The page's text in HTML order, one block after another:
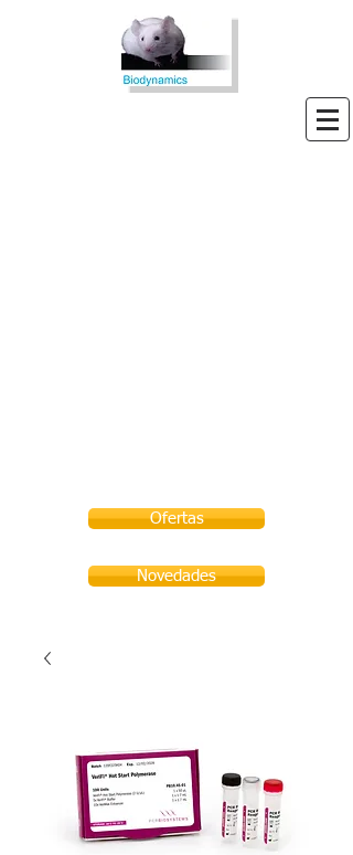
Ofertas
Novedades